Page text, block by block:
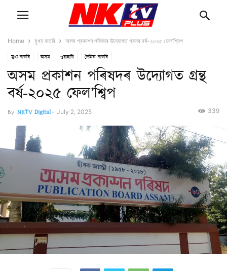
Home মুখ্য বাতৰি অসম প্ৰকাশন পৰিষদৰ উদ্যোগত গ্ৰন্থ বৰ্ষ-২০২৫ ফেল’শ্বিপ
মুখ্য বাতৰি অসম গুৱাহাটী দৈনিক বাতৰি
অসম প্ৰকাশন পৰিষদৰ উদ্যোগত গ্ৰন্থ
বৰ্ষ-২০২৫ ফেল’শ্বিপ
By NKTV Digital- July 2, 2025 339